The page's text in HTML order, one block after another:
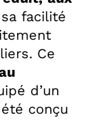
facilité
Ce
d’un
conçu